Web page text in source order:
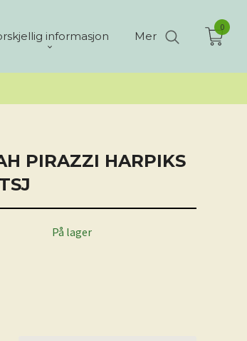
informasjon Mer
0
PIRAZZI HARPIKS
På lager